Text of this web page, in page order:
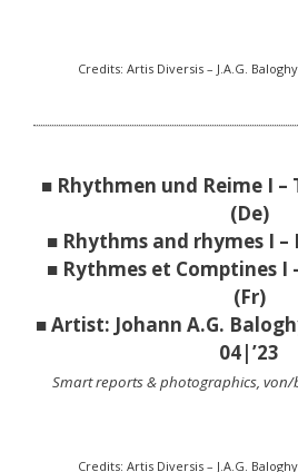
Credits: Artis Diversis – J.A.G.
■ Rhythmen und Reime I –
(De)
■ Rhythms and rhymes I
■ Rythmes et Comptines I
(Fr)
■ Artist: Johann A.G.
04|’23
Smart reports & photographics, von/
Credits: Artis Diversis – J.A.G.